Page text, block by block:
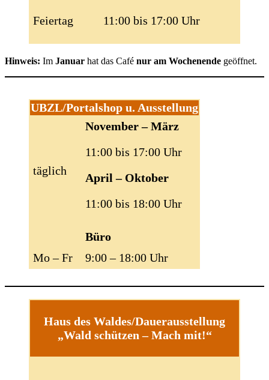
Feiertag
11:00 bis 17:00 Uhr
Hinweis: Im Januar hat das Café nur am Wochenende geöffnet.
UBZL/Portalshop u. Ausstellung
täglich
November – März
11:00 bis 17:00 Uhr
April – Oktober
11:00 bis 18:00 Uhr
Büro
Mo – Fr
9:00 – 18:00 Uhr
Haus des Waldes/Dauerausstellung
„Wald schützen – Mach mit!“